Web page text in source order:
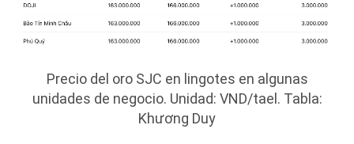
Precio del oro SJC en lingotes en algunas
unidades de negocio. Unidad: VND/tael. Tabla:
Khương Duy